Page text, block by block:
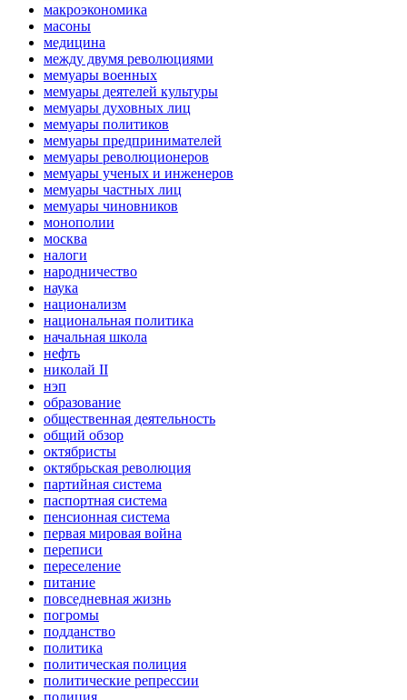
макроэкономика
масоны
медицина
между двумя революциями
мемуары военных
мемуары деятелей культуры
мемуары духовных лиц
мемуары политиков
мемуары предпринимателей
мемуары революционеров
мемуары ученых и инженеров
мемуары частных лиц
мемуары чиновников
монополии
москва
налоги
народничество
наука
национализм
национальная политика
начальная школа
нефть
николай II
нэп
образование
общественная деятельность
общий обзор
октябристы
октябрьская революция
партийная система
паспортная система
пенсионная система
первая мировая война
переписи
переселение
питание
повседневная жизнь
погромы
подданство
политика
политическая полиция
политические репрессии